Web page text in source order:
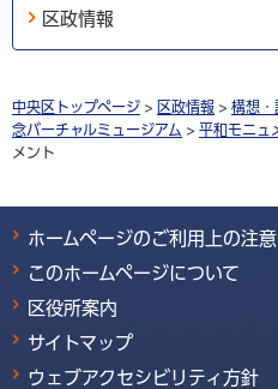
区政情報
中央区トップページ > 区政情報 > 構想・
念バーチャルミュージアム > 平和モニュ
メント
ホームページのご利用上の注
このホームページについて
区役所案内
サイトマップ
ウェブアクセシビリティ方針